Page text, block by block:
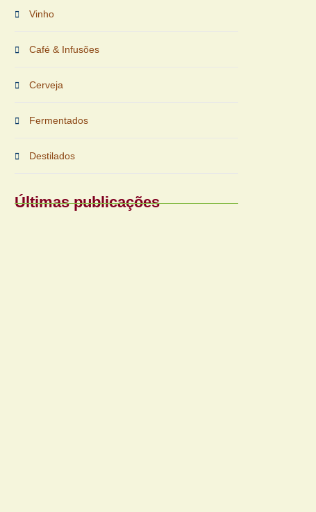
Vinho
Café & Infusões
Cerveja
Fermentados
Destilados
Últimas publicações